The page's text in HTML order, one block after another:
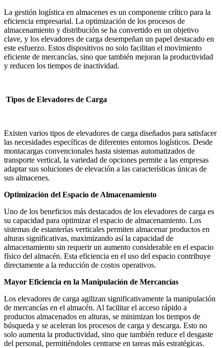
La gestión logística en almacenes es un componente crítico para la
eficiencia empresarial. La optimización de los procesos de
almacenamiento y distribución se ha convertido en un objetivo
clave, y los elevadores de carga desempeñan un papel destacado en
este esfuerzo. Estos dispositivos no solo facilitan el movimiento
eficiente de mercancías, sino que también mejoran la productividad
y reducen los tiempos de inactividad.
Tipos de Elevadores de Carga
Existen varios tipos de elevadores de carga diseñados para satisfacer
las necesidades específicas de diferentes entornos logísticos. Desde
montacargas convencionales hasta sistemas automatizados de
transporte vertical, la variedad de opciones permite a las empresas
adaptar sus soluciones de elevación a las características únicas de
sus almacenes.
Optimización del Espacio de Almacenamiento
Uno de los beneficios más destacados de los elevadores de carga es
su capacidad para optimizar el espacio de almacenamiento. Los
sistemas de estanterías verticales permiten almacenar productos en
alturas significativas, maximizando así la capacidad de
almacenamiento sin requerir un aumento considerable en el espacio
físico del almacén. Esta eficiencia en el uso del espacio contribuye
directamente a la reducción de costos operativos.
Mayor Eficiencia en la Manipulación de Mercancías
Los elevadores de carga agilizan significativamente la manipulación
de mercancías en el almacén. Al facilitar el acceso rápido a
productos almacenados en alturas, se minimizan los tiempos de
búsqueda y se aceleran los procesos de carga y descarga. Esto no
solo aumenta la productividad, sino que también reduce el desgaste
del personal, permitiéndoles centrarse en tareas más estratégicas.